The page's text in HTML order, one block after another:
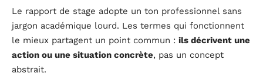
Le rapport de stage adopte un ton professionnel sans
jargon académique lourd. Les termes qui fonctionnent
le mieux partagent un point commun : ils décrivent une
action ou une situation concrète, pas un concept
abstrait.